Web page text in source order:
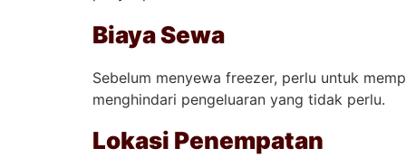
Biaya Sewa
Sebelum menyewa freezer, perlu untuk
menghindari pengeluaran yang tidak perlu.
Lokasi Penempatan